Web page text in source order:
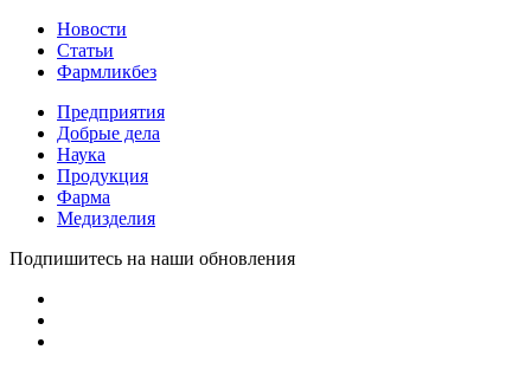
Новости
Статьи
Фармликбез
Предприятия
Добрые дела
Наука
Продукция
Фарма
Медизделия
Подпишитесь на наши обновления